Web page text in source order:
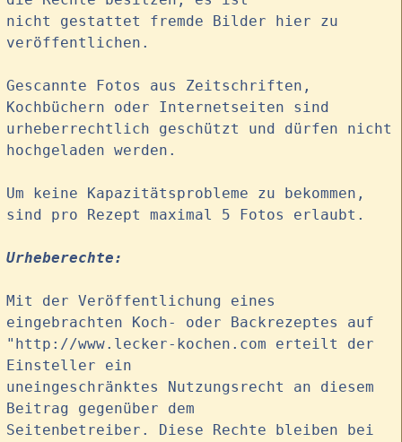
nicht gestattet fremde Bilder hier zu
veröffentlichen.
Gescannte Fotos aus Zeitschriften,
Kochbüchern oder Internetseiten sind
urheberrechtlich geschützt und dürfen nicht
hochgeladen werden.
Um keine Kapazitätsprobleme zu bekommen,
sind pro Rezept maximal 5 Fotos erlaubt.
Urheberechte:
Mit der Veröffentlichung eines
eingebrachten Koch- oder Backrezeptes auf
"http://www.lecker-kochen.com erteilt der
Einsteller ein
uneingeschränktes Nutzungsrecht an diesem
Beitrag gegenüber dem
Seitenbetreiber. Diese Rechte bleiben bei